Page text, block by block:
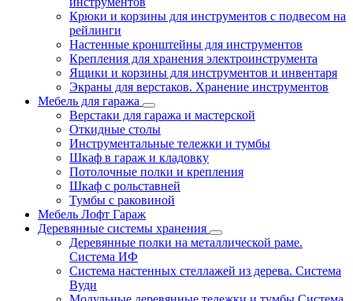
Крюки и корзины для инструментов с подвесом на
рейлинги
Настенные кронштейны для инструментов
Крепления для хранения электроинструмента
Ящики и корзины для инструментов и инвентаря
Экраны для верстаков. Хранение инструментов
Мебель для гаража
Верстаки для гаража и мастерской
Откидные столы
Инструментальные тележки и тумбы
Шкаф в гараж и кладовку
Потолочные полки и крепления
Шкаф с рольставней
Тумбы с раковиной
Мебель Лофт Гараж
Деревянные системы хранения
Деревянные полки на металлической раме.
Система ИФ
Система настенных стеллажей из дерева. Система
Вуди